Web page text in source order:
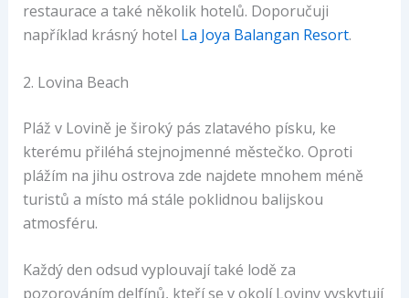
restaurace a také několik hotelů. Doporučuji
například krásný hotel La Joya Balangan Resort.
2. Lovina Beach
Pláž v Lovině je široký pás zlatavého písku, ke
kterému přiléhá stejnojmenné městečko. Oproti
plážím na jihu ostrova zde najdete mnohem méně
turistů a místo má stále poklidnou balijskou
atmosféru.
Každý den odsud vyplouvají také lodě za
pozorováním delfínů, kteří se v okolí Loviny vyskytují